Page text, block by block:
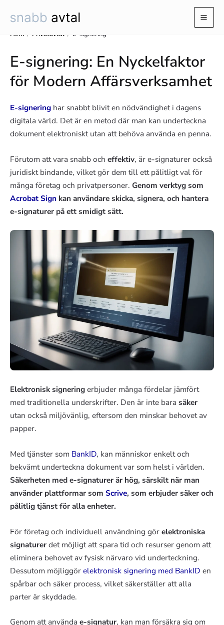
Hem / Privatavtal / E-signering
E-signering: En Nyckelfaktor
för Modern Affärsverksamhet
E-signering har snabbt blivit en nödvändighet i dagens
digitala värld. Det är en metod där man kan underteckna
dokument elektroniskt utan att behöva använda en penna.
Förutom att vara snabb och effektiv, är e-signaturer också
juridiskt bindande, vilket gör dem till ett pålitligt val för
många företag och privatpersoner. Genom verktyg som
Acrobat Sign kan användare skicka, signera, och hantera
e-signaturer på ett smidigt sätt.
Elektronisk signeringerbjuder många fördelar jämfört
med traditionella underskrifter. Den är inte bara säker
utan också miljövänlig, eftersom den minskar behovet av
papper.
Med tjänster som BankID, kan människor enkelt och
bekvämt underteckna dokument var som helst i världen.
Säkerheten med e-signaturer är hög, särskilt när man
använder plattformar som Scrive, som erbjuder säker och
pålitlig tjänst för alla enheter.
För företag och individuell användning görelektroniska
signaturerdet möjligt att spara tid och resurser genom att
eliminera behovet av fysisk närvaro vid underteckning.
Dessutom möjliggörelektronisk signering med BankID en
spårbar och säker process, vilket säkerställer att alla
parter är skyddade.
Genom att använda e-signatur, kan man försäkra sig om